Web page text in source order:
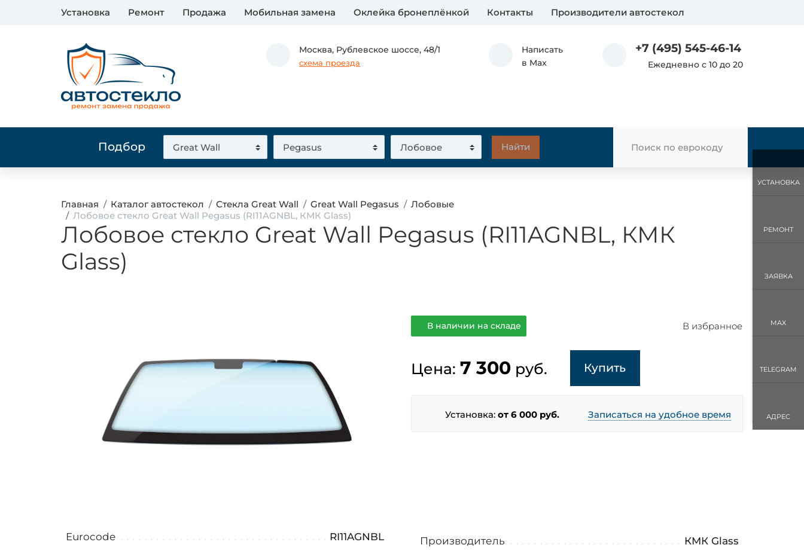
Установка Ремонт Продажа Мобильная замена Оклейка бронеплёнкой Контакты Производители автостекол
Москва, Рублевское шоссе, 48/1
схема проезда
Написать
в Max
+7 (495) 545-46-14
Ежедневно с 10 до 20
Подбор
Главная Каталог автостекол Стекла Great Wall Great Wall Pegasus
Лобовые
Лобовое стекло Great Wall Pegasus (RI11AGNBL, КМК Glass)
Лобовое стекло Great Wall Pegasus (RI11AGNBL, КМК
Glass)
В наличии на складе В избранное
Цена: 7 300 руб. Купить
Установка:от 6 000 руб. Записаться на удобное время
Eurocode
RI11AGNBL
Производитель
КМК Glass
УСТАНОВКА
РЕМОНТ
ЗАЯВКА
MAX
TELEGRAM
АДРЕС